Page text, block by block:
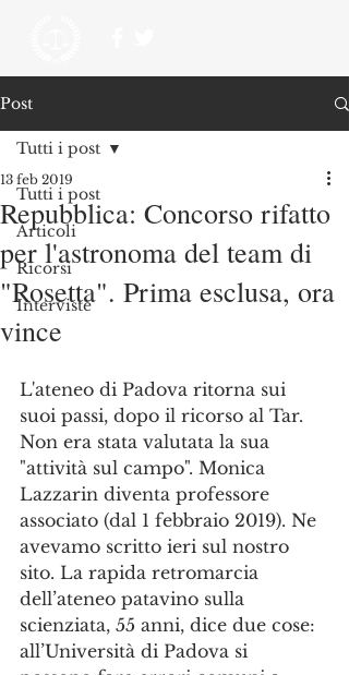
Post
Tutti i post
Articoli
Ricorsi
Interviste
Tutti i post
Repubblica: Concorso rifatto
per l'astronoma del team di
"Rosetta". Prima esclusa, ora
vince
13 feb 2019
L'ateneo di Padova ritorna sui
suoi passi, dopo il ricorso al Tar.
Non era stata valutata la sua
"attività sul campo". Monica
Lazzarin diventa professore
associato (dal 1 febbraio 2019). Ne
avevamo scritto ieri sul nostro
sito. La rapida retromarcia
dell’ateneo patavino sulla
scienziata, 55 anni, dice due cose:
all’Università di Padova si